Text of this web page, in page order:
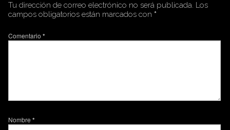
Tu dirección de correo electrónico no será publicada. Los
campos obligatorios están marcados con *
Comentario *
Nombre *